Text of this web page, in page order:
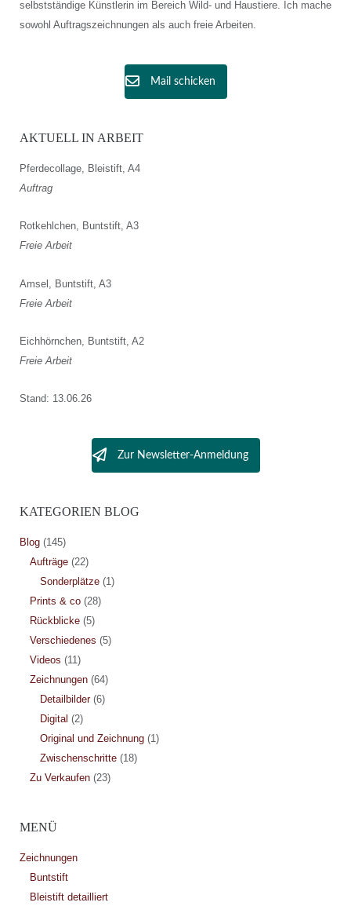
selbstständige Künstlerin im Bereich Wild- und Haustiere. Ich mache
sowohl Auftragszeichnungen als auch freie Arbeiten.
Mail schicken
AKTUELL IN ARBEIT
Pferdecollage, Bleistift, A4
Auftrag
Rotkehlchen, Buntstift, A3
Freie Arbeit
Amsel, Buntstift, A3
Freie Arbeit
Eichhörnchen, Buntstift, A2
Freie Arbeit
Stand: 13.06.26
Zur Newsletter-Anmeldung
KATEGORIEN BLOG
Blog(145)
Aufträge(22)
Sonderplätze(1)
Prints & co(28)
Rückblicke(5)
Verschiedenes (5)
Videos (11)
Zeichnungen(64)
Detailbilder(6)
Digital (2)
Original und Zeichnung(1)
Zwischenschritte(18)
Zu Verkaufen(23)
MENÜ
Zeichnungen
Buntstift
Bleistift detailliert